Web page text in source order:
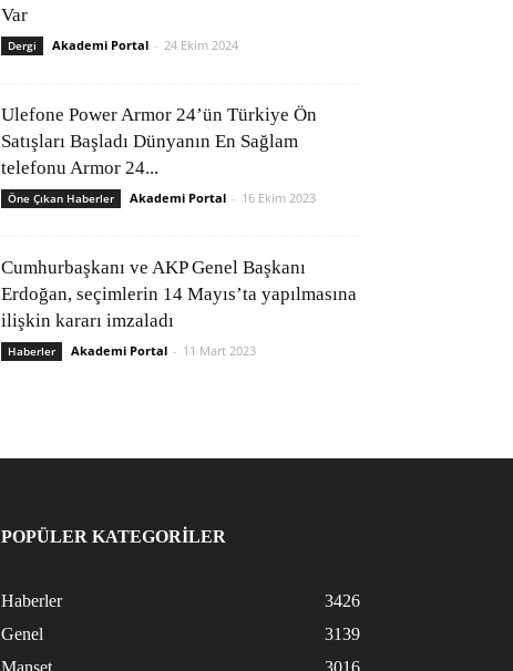
Var
Dergi Akademi Portal - 24 Ekim 2024
Ulefone Power Armor 24’ün Türkiye Ön
Satışları Başladı Dünyanın En Sağlam
telefonu Armor 24...
Öne Çıkan Haberler Akademi Portal - 16 Ekim 2023
Cumhurbaşkanı ve AKP Genel Başkanı
Erdoğan, seçimlerin 14 Mayıs’ta yapılmasına
ilişkin kararı imzaladı
Haberler Akademi Portal - 11 Mart 2023
POPÜLER KATEGORİLER
Haberler
3426
Genel
3139
Manşet
3016